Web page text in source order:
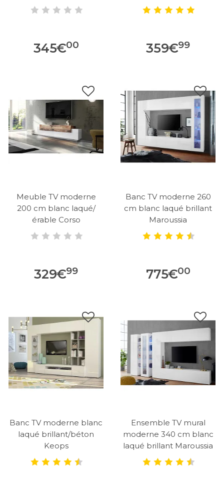
345€00
Neros
359€99
Meuble TV moderne
200 cm blanc laqué/
érable Corso
329€99
Banc TV moderne 260
cm blanc laqué brillant
Maroussia
775€00
Banc TV moderne blanc
laqué brillant/béton
Keops
Ensemble TV mural
moderne 340 cm blanc
laqué brillant Maroussia